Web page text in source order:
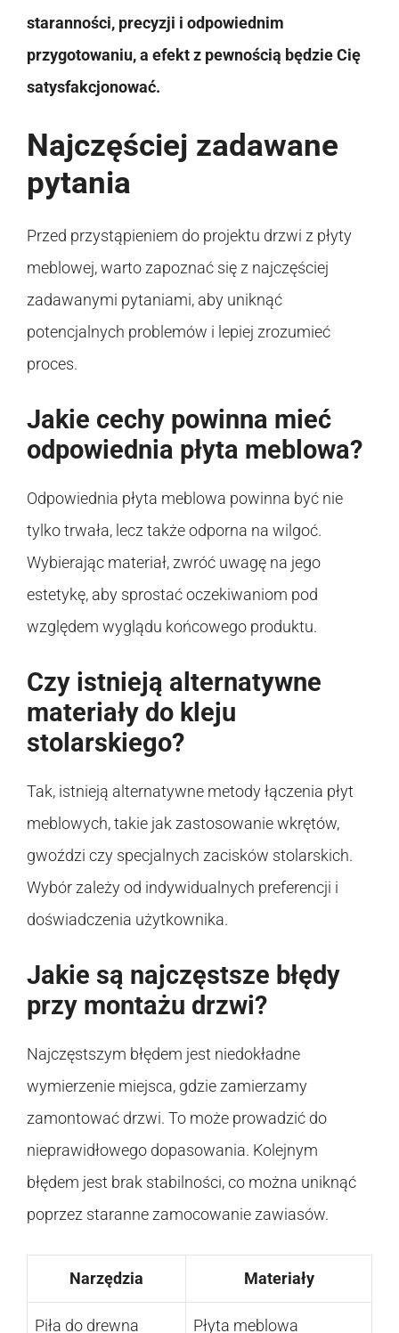
staranności, precyzji i odpowiednim
przygotowaniu, a efekt z pewnością będzie Cię
satysfakcjonować.
Najczęściej zadawane
pytania
Przed przystąpieniem do projektu drzwi z płyty
meblowej, warto zapoznać się z najczęściej
zadawanymi pytaniami, aby uniknąć
potencjalnych problemów i lepiej zrozumieć
proces.
Jakie cechy powinna mieć
odpowiednia płyta meblowa?
Odpowiednia płyta meblowa powinna być nie
tylko trwała, lecz także odporna na wilgoć.
Wybierając materiał, zwróć uwagę na jego
estetykę, aby sprostać oczekiwaniom pod
względem wyglądu końcowego produktu.
Czy istnieją alternatywne
materiały do kleju
stolarskiego?
Tak, istnieją alternatywne metody łączenia płyt
meblowych, takie jak zastosowanie wkrętów,
gwoździ czy specjalnych zacisków stolarskich.
Wybór zależy od indywidualnych preferencji i
doświadczenia użytkownika.
Jakie są najczęstsze błędy
przy montażu drzwi?
Najczęstszym błędem jest niedokładne
wymierzenie miejsca, gdzie zamierzamy
zamontować drzwi. To może prowadzić do
nieprawidłowego dopasowania. Kolejnym
błędem jest brak stabilności, co można uniknąć
poprzez staranne zamocowanie zawiasów.
Narzędzia Materiały
Piła do drewna Płyta meblowa